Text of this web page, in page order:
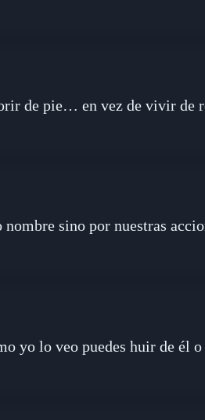
de pie… en vez de vivir de
sino por nuestras
yo lo veo puedes huir de él o